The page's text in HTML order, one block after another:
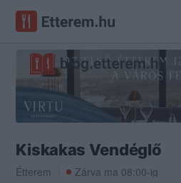
Kiskakas Vendéglő
Étterem Zárva ma 08:00-ig